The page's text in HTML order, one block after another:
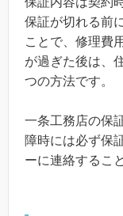
保証が切れる前
ことで、修理費
が過ぎた後は、
つの方法です。
一条工務店の保
障時には必ず保
ーに連絡するこ